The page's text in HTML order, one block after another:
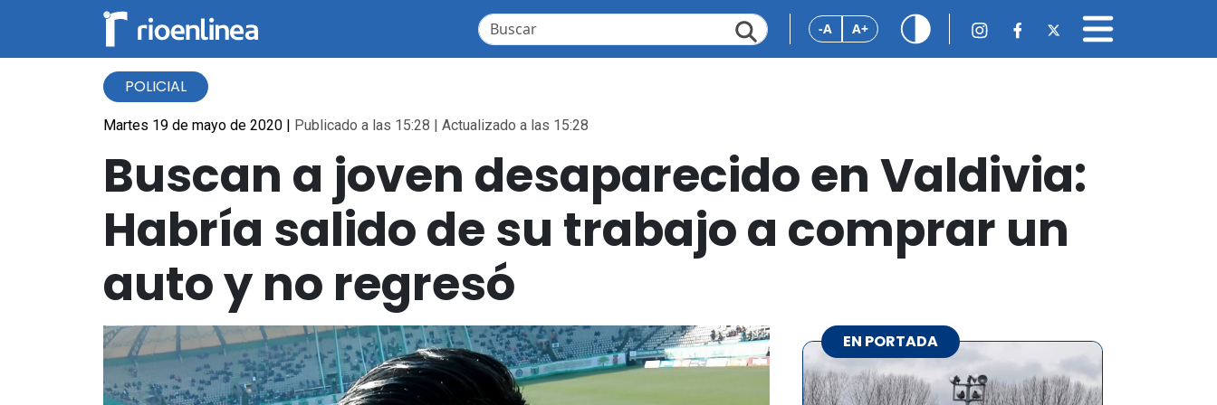
-A A+
POLICIAL
Martes 19 de mayo de 2020 | Publicado a las 15:28 | Actualizado a las 15:28
Buscan a joven desaparecido en Valdivia:
Habría salido de su trabajo a comprar un
auto y no regresó
EN PORTADA